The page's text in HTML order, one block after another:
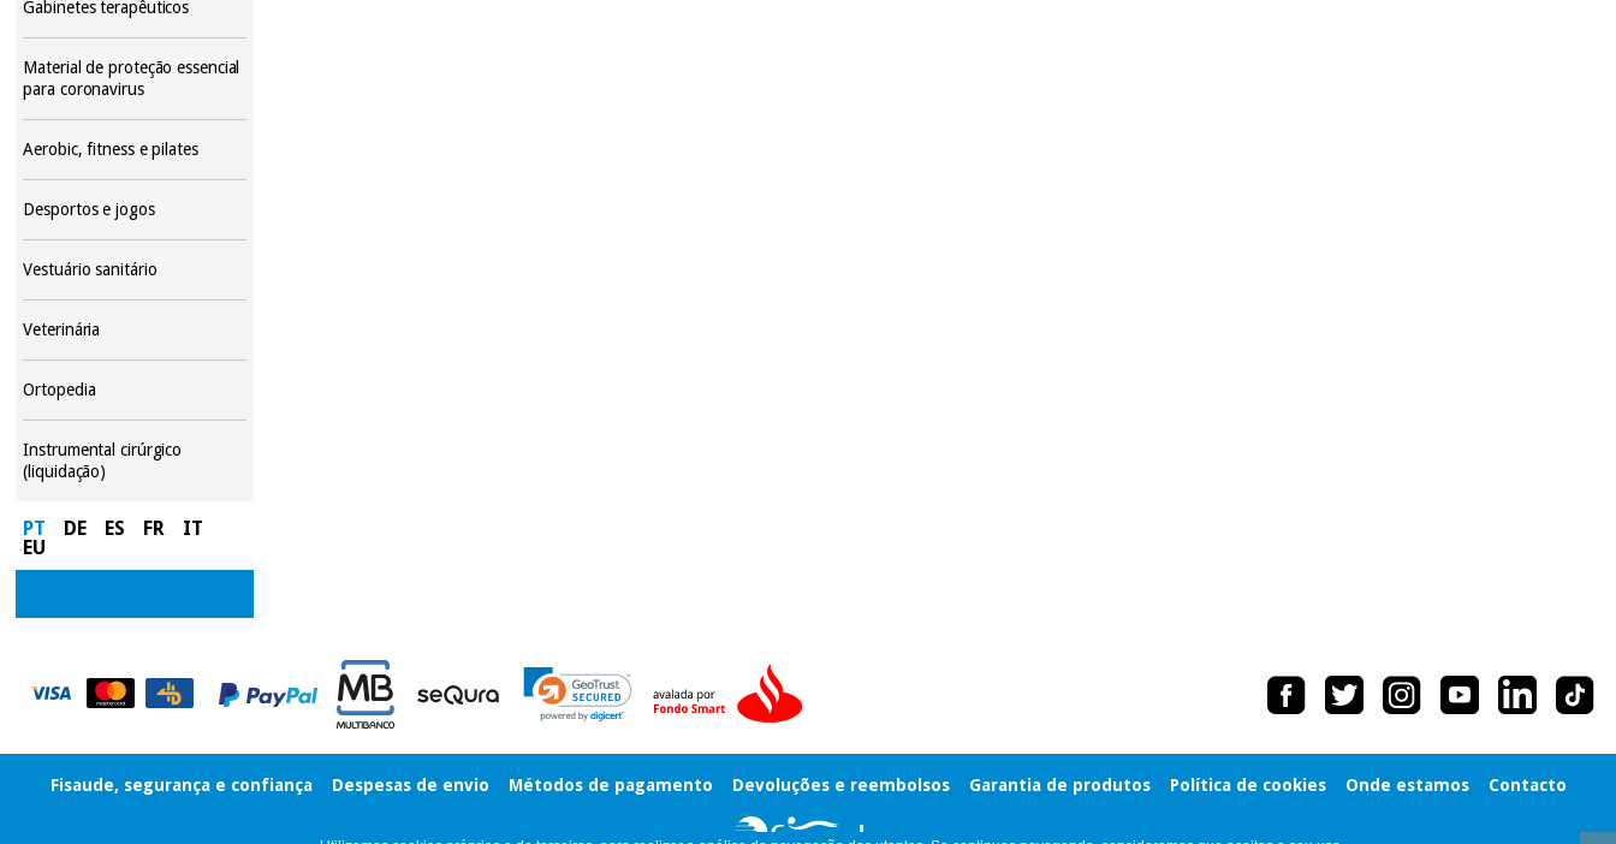
Gabinetes terapêuticos
Material de proteção essencial
para coronavirus
Aerobic, fitness e pilates
Desportos e jogos
Vestuário sanitário
Veterinária
Ortopedia
Instrumental cirúrgico
(liquidação)
PT DE ES FR
IT
EU
Fisaude, segurança e confiança Despesas de envio Métodos de pagamento Devoluções e reembolsos Garantia de produtos Política de cookies Onde estamos Contacto